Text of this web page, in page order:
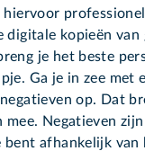
digitale kopieën
je het beste
Ga je in zee met
op. Dat
mee. Negatieven
bent afhankelijk